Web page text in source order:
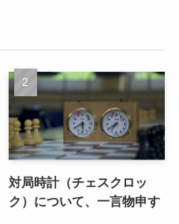
対局時計（チェスクロッ
ク）について、一言物申す